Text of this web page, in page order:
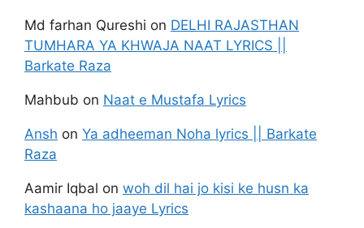
Md farhan Qureshi on DELHI RAJASTHAN
TUMHARA YA KHWAJA NAAT LYRICS ||
Barkate Raza
Mahbub on Naat e Mustafa Lyrics
Ansh on Ya adheeman Noha lyrics || Barkate
Raza
Aamir Iqbal on woh dil hai jo kisi ke husn ka
kashaana ho jaaye Lyrics